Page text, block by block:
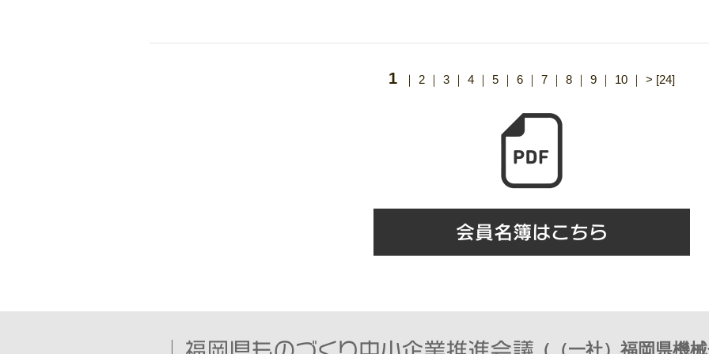
1 ｜ 2 ｜ 3 ｜ 4 ｜ 5 ｜ 6 ｜ 7 ｜ 8 ｜ 9 ｜ 10 ｜ > [24]
（（一社）福岡県機